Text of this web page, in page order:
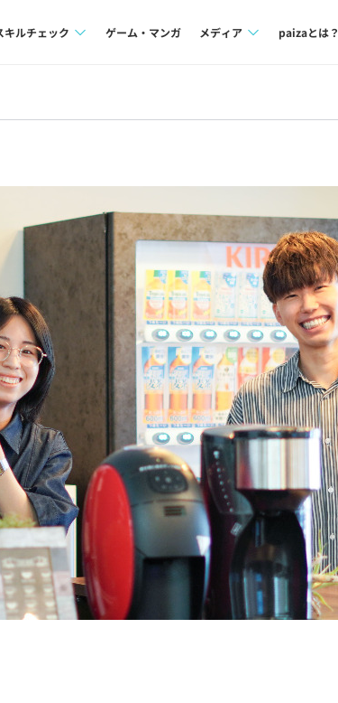
ス
ラン
ラン
ラン
ーポン
キルチェック ゲーム・マンガ メディア paizaとは？